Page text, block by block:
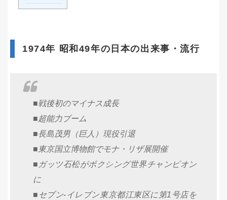
1974年 昭和49年の日本の出来事・流行
■戦後初のマイナス成長
■超能力ブーム
■長島茂男（巨人）現役引退
■東京国立博物館でモナ・リザ展開催
■ガッツ石松がボクシング世界チャンピオン
に
■セブン-イレブン東京都江東区に第1号店を